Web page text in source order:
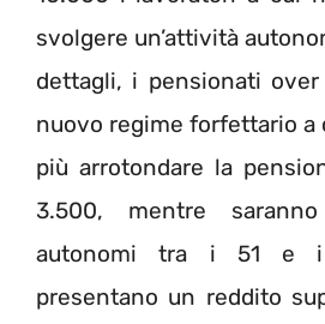
svolgere un’attività
dettagli, i pensionati
nuovo regime forfettario a
più arrotondare la
3.500, mentre
autonomi tra i 51 e
presentano un reddito